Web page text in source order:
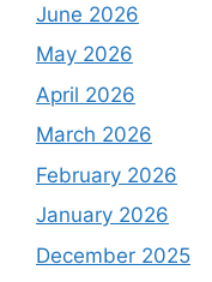
June 2026
May 2026
April 2026
March 2026
February 2026
January 2026
December 2025